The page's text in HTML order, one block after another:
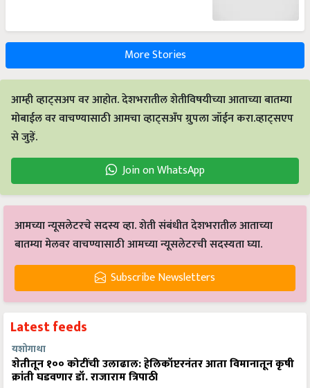
More Stories
आम्ही व्हाट्सअप वर आहोत. देशभरातील शेतीविषयीच्या आताच्या बातम्या
मोबाईल वर वाचण्यासाठी आमचा व्हाट्सअँप ग्रुपला जॉईन करा.व्हाट्सएप
से जुड़ें.
Join on WhatsApp
आमच्या न्यूसलेटरचे सदस्य व्हा. शेती संबंधीत देशभरातील आताच्या
बातम्या मेलवर वाचण्यासाठी आमच्या न्यूसलेटरची सदस्यता घ्या.
Subscribe Newsletters
Latest feeds
यशोगाथा
शेतीतून १०० कोटींची उलाढाल: हेलिकॉप्टरनंतर आता विमानातून कृषी
क्रांती घडवणार डॉ. राजाराम त्रिपाठी